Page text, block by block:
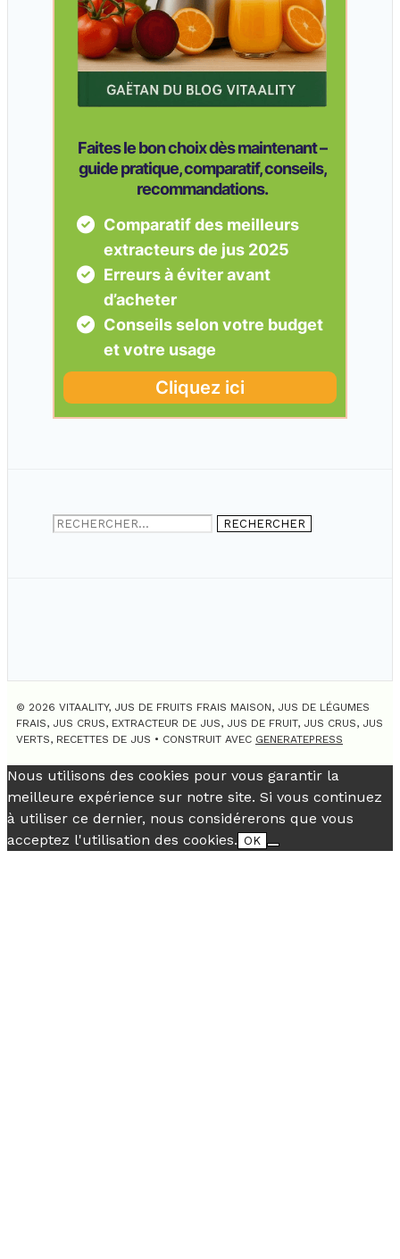
Rechercher :
© 2026 VITAALITY, JUS DE FRUITS FRAIS MAISON, JUS DE LÉGUMES
FRAIS, JUS CRUS, EXTRACTEUR DE JUS, JUS DE FRUIT, JUS CRUS, JUS
VERTS, RECETTES DE JUS • CONSTRUIT AVEC GENERATEPRESS
Nous utilisons des cookies pour vous garantir la
meilleure expérience sur notre site. Si vous continuez
à utiliser ce dernier, nous considérerons que vous
acceptez l'utilisation des cookies. OK